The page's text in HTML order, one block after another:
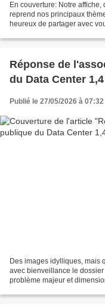
En couverture: Notre
reprend nos principaux
heureux de partager avec
Réponse de
du Data Center
Publié le 27/05/2026 à 07:32
Des images idylliques, mais
avec bienveillance le
problème majeur et